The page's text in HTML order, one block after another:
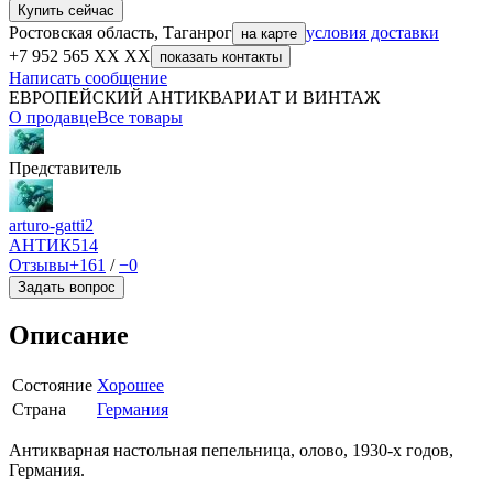
Купить сейчас
Ростовская область, Таганрог на карте условия доставки
+7 952 565 XX XX
показать контакты
Написать сообщение
ЕВРОПЕЙСКИЙ АНТИКВАРИАТ И ВИНТАЖ
О продавцеВсе товары
Представитель
arturo-gatti2
АНТИК514
Отзывы+161 /−0
Задать вопрос
Описание
Состояние Хорошее
Страна
Германия
Антикварная настольная пепельница, олово, 1930-х годов,
Германия.